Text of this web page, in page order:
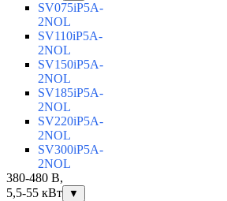
SV075iP5A-
2NOL
SV110iP5A-
2NOL
SV150iP5A-
2NOL
SV185iP5A-
2NOL
SV220iP5A-
2NOL
SV300iP5A-
2NOL
380-480 В,
5,5-55 кВт
▼